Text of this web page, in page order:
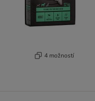
4 možností